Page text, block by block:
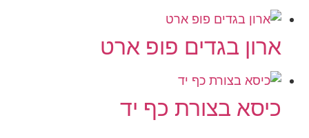
ארון בגדים פופ ארט
כיסא בצורת כף יד